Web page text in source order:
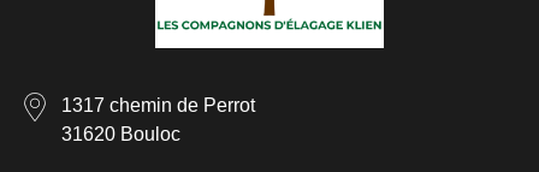
1317 chemin de Perrot
31620 Bouloc